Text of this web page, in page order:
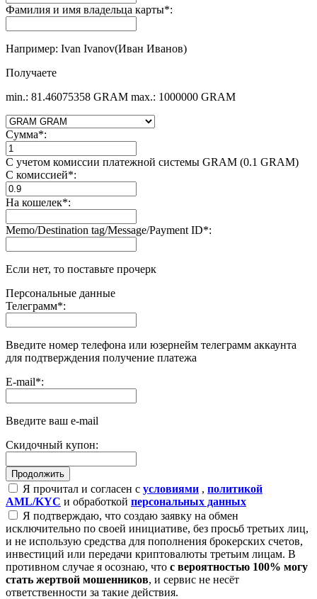
Фамилия и имя владельца карты*:
Например: Ivan Ivanov(Иван Иванов)
Получаете
min.: 81.46075358 GRAM max.: 1000000 GRAM
Сумма*:
С учетом комиссии платежной системы GRAM (0.1 GRAM)
С комиссией*:
На кошелек*:
Memo/Destination tag/Message/Payment ID*:
Если нет, то поставьте прочерк
Персональные данные
Телеграмм*:
Введите номер телефона или юзернейм телеграмм аккаунта
для подтверждения получение платежа
E-mail*:
Введите ваш e-mail
Скидочный купон:
Я прочитал и согласен с условиями , политикой
AML/KYC и обработкой персональных данных
Я подтверждаю, что создаю заявку на обмен
исключительно по своей инициативе, без просьб третьих лиц,
и не использую средства для пополнения брокерских счетов,
инвестиций или передачи криптовалюты третьим лицам. В
противном случае я осознаю, что с вероятностью 100% могу
стать жертвой мошенников, и сервис не несёт
ответственности за такие действия.